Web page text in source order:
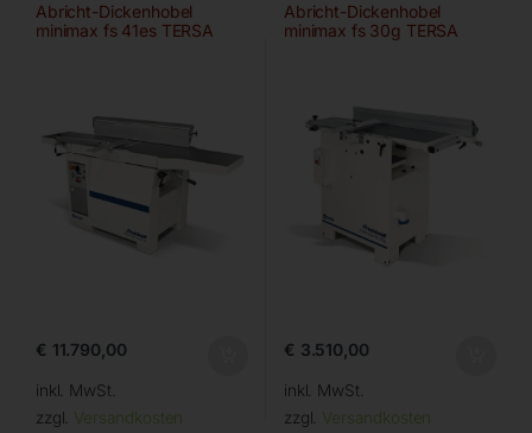
Abricht-Dickenhobel
minimax fs 41es TERSA
€ 11.790,00
inkl. MwSt.
zzgl. Versandkosten
Abricht-Dickenhobel
minimax fs 30g TERSA
€ 3.510,00
inkl. MwSt.
zzgl. Versandkosten